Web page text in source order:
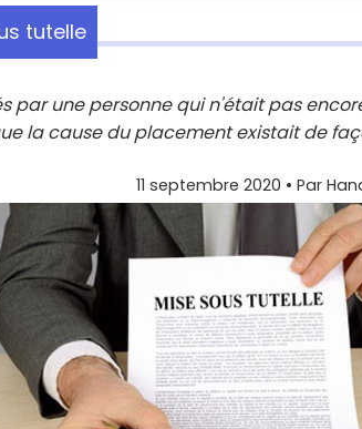
tutelle
par une personne qui n'était pas
la cause du placement existait de
11 septembre 2020 • Par